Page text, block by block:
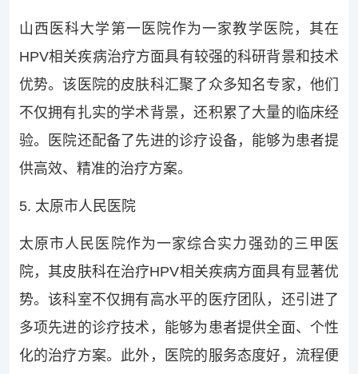
山西医科大学第一医院作为一家教学医院，其在
HPV相关疾病治疗方面具有较强的科研背景和技术
优势。该医院的皮肤科汇聚了众多知名专家，他们
不仅拥有扎实的学术背景，还积累了大量的临床经
验。医院还配备了先进的诊疗设备，能够为患者提
供高效、精准的治疗方案。
5. 太原市人民医院
太原市人民医院作为一家综合实力强劲的三甲医
院，其皮肤科在治疗HPV相关疾病方面具有显著优
势。该科室不仅拥有高水平的医疗团队，还引进了
多项先进的诊疗技术，能够为患者提供全面、个性
化的治疗方案。此外，医院的服务态度好，流程便